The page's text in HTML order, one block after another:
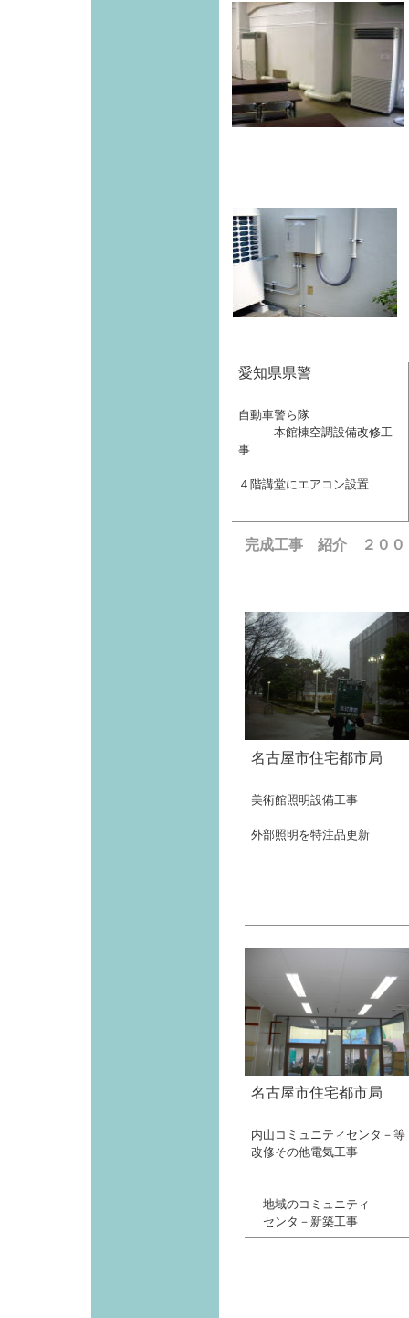
愛知県県警
自動車警ら隊
本館棟空調設備改修工
事
４階講堂にエアコン設置
完成工事 紹介 ２００
名古屋市住宅都市局
美術館照明設備工事
外部照明を特注品更新
名古屋市住宅都市局
内山コミュニティセンタ－等
改修その他電気工事
地域のコミュニティ
センタ－新築工事